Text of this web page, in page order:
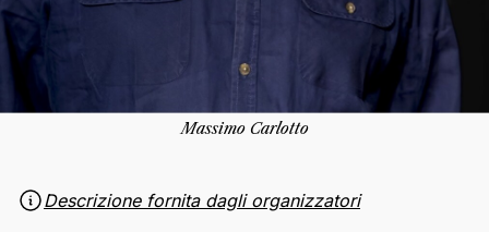
Massimo Carlotto
Descrizione fornita dagli organizzatori